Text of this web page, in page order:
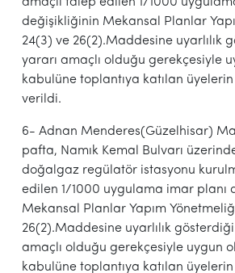
değişikliğinin Mekansal Planlar
24(3) ve 26(2).Maddesine uyarlılık
yararı amaçlı olduğu gerekçesiyle
kabulüne toplantıya katılan
verildi.
6- Adnan Menderes(Güzelhisar)
pafta, Namık Kemal Bulvarı
doğalgaz regülatör istasyonu
edilen 1/1000 uygulama imar planı
Mekansal Planlar Yapım
26(2).Maddesine uyarlılık
amaçlı olduğu gerekçesiyle uygun
kabulüne toplantıya katılan